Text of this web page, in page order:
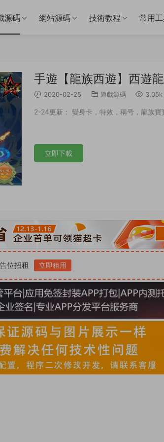
源碼 網站源碼 技術教程 常用
手遊【龍族西遊】西遊
2020-02-25 遊戲源碼 3.05k
2-24更新： 變身卡，特效，稱号，龍族寶
立即下載
位招租 立即租用